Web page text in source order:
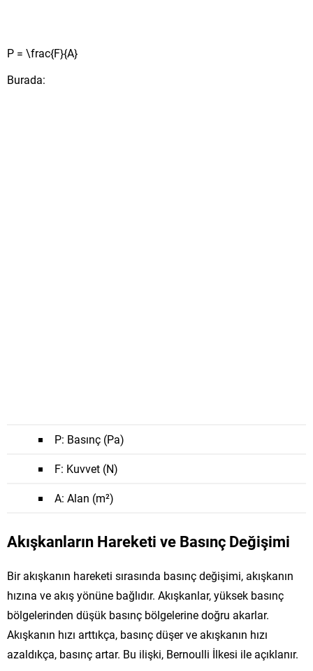
P = \frac{F}{A}
Burada:
P: Basınç (Pa)
F: Kuvvet (N)
A: Alan (m²)
Akışkanların Hareketi ve Basınç Değişimi
Bir akışkanın hareketi sırasında basınç değişimi, akışkanın
hızına ve akış yönüne bağlıdır. Akışkanlar, yüksek basınç
bölgelerinden düşük basınç bölgelerine doğru akarlar.
Akışkanın hızı arttıkça, basınç düşer ve akışkanın hızı
azaldıkça, basınç artar. Bu ilişki, Bernoulli İlkesi ile açıklanır.